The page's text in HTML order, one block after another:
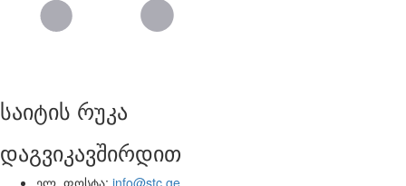
საიტის რუკა
დაგვიკავშირდით